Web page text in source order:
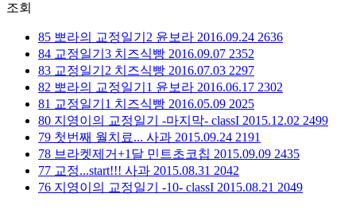
조회
85 뽀라의 교정일기2 윤보라 2016.09.24 2636
84 교정일기3 치즈식빵 2016.09.07 2352
83 교정일기2 치즈식빵 2016.07.03 2297
82 뽀라의 교정일기1 윤보라 2016.06.17 2302
81 교정일기1 치즈식빵 2016.05.09 2025
80 지영이의 교정일기 -마지막- classI 2015.12.02 2499
79 첫번째 월치료... 사과 2015.09.24 2191
78 브라켓제거+1달 민트초코칩 2015.09.09 2435
77 교정...start!!! 사과 2015.08.31 2042
76 지영이의 교정일기 -10- classI 2015.08.21 2049